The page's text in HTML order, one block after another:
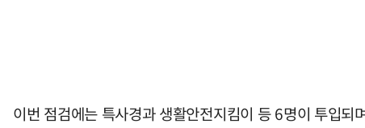
이번 점검에는 특사경과 생활안전지킴이 등 6명이 투입